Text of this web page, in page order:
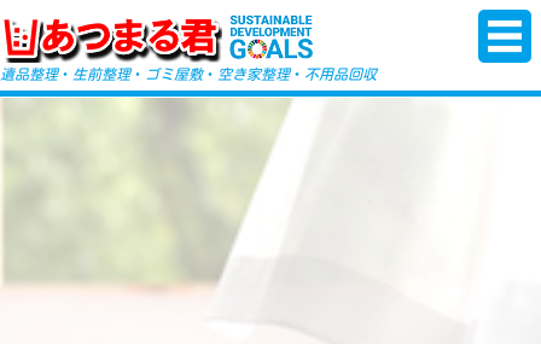
-->
遺品整理・ 生前整理・ ゴミ屋敷・ 空き家整理・ 不用品回収